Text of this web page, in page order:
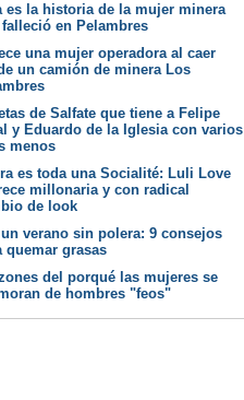
es la historia de la mujer minera
en Pelambres
una mujer operadora al caer
un camión de minera Los
de Salfate que tiene a Felipe
y Eduardo de la Iglesia con varios
menos
es toda una Socialité: Luli Love
millonaria y con radical
de look
un verano sin polera: 9 consejos
quemar grasas
del porqué las mujeres se
de hombres "feos"